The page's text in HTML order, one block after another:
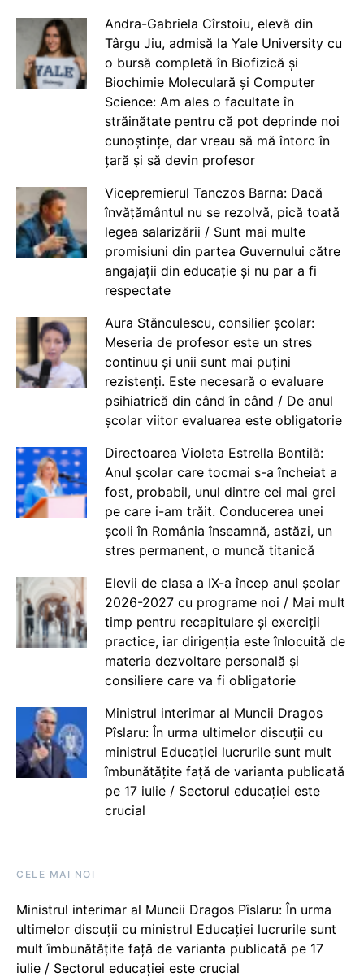
Andra-Gabriela Cîrstoiu, elevă din
Târgu Jiu, admisă la Yale University cu
o bursă completă în Biofizică și
Biochimie Moleculară și Computer
Science: Am ales o facultate în
străinătate pentru că pot deprinde noi
cunoștințe, dar vreau să mă întorc în
țară și să devin profesor
Vicepremierul Tanczos Barna: Dacă
învățământul nu se rezolvă, pică toată
legea salarizării / Sunt mai multe
promisiuni din partea Guvernului către
angajații din educație și nu par a fi
respectate
Aura Stănculescu, consilier școlar:
Meseria de profesor este un stres
continuu și unii sunt mai puțini
rezistenți. Este necesară o evaluare
psihiatrică din când în când / De anul
școlar viitor evaluarea este obligatorie
Directoarea Violeta Estrella Bontilă:
Anul școlar care tocmai s-a încheiat a
fost, probabil, unul dintre cei mai grei
pe care i-am trăit. Conducerea unei
școli în România înseamnă, astăzi, un
stres permanent, o muncă titanică
Elevii de clasa a IX-a încep anul școlar
2026-2027 cu programe noi / Mai mult
timp pentru recapitulare și exerciții
practice, iar dirigenția este înlocuită de
materia dezvoltare personală și
consiliere care va fi obligatorie
Ministrul interimar al Muncii Dragos
Pîslaru: În urma ultimelor discuții cu
ministrul Educației lucrurile sunt mult
îmbunătățite față de varianta publicată
pe 17 iulie / Sectorul educației este
crucial
CELE MAI NOI
Ministrul interimar al Muncii Dragos Pîslaru: În urma
ultimelor discuții cu ministrul Educației lucrurile sunt
mult îmbunătățite față de varianta publicată pe 17
iulie / Sectorul educației este crucial